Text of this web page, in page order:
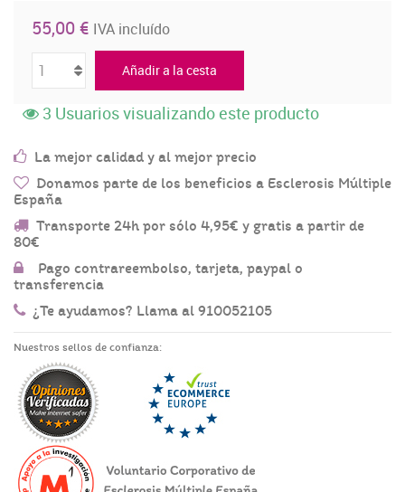
55,00 € IVA incluído
Añadir a la cesta
3 Usuarios visualizando este producto
La mejor calidad y al mejor precio
Donamos parte de los beneficios a Esclerosis Múltiple
España
Transporte 24h por sólo 4,95€ y gratis a partir de
80€
Pago contrareembolso, tarjeta, paypal o
transferencia
¿Te ayudamos? Llama al 910052105
Nuestros sellos de confianza: